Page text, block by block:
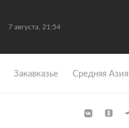
7 августа, 21:54
Закавказье Средняя Азия